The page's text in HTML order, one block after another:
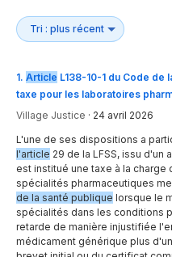
1. Article L138-10-1 du Code de
taxe pour les laboratoires
Village Justice · 24 avril 2026
L'une de ses dispositions a
l'article 29 de la LFSS, issu d'un
est institué une taxe à la
spécialités pharmaceutiques
de la santé publique lorsque le
spécialités dans les conditions
retarde de manière injustifiée
médicament générique plus